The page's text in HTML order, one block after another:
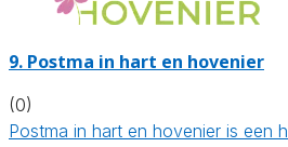
9. Postma in hart en hovenier
(0)
Postma in hart en hovenier is een